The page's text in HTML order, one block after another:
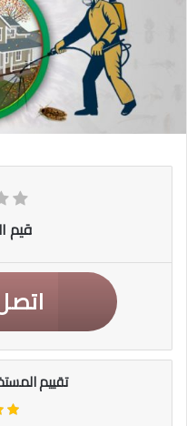
قيم
تقييم